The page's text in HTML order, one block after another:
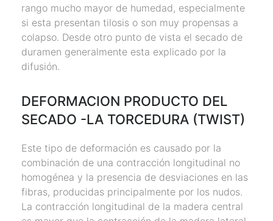
rango mucho mayor de humedad, especialmente
si esta presentan tilosis o son muy propensas a
colapso. Desde otro punto de vista el secado de
duramen generalmente esta explicado por la
difusión.
DEFORMACION PRODUCTO DEL
SECADO -LA TORCEDURA (TWIST)
Este tipo de deformación es causado por la
combinación de una contracción longitudinal no
homogénea y la presencia de desviaciones en las
fibras, producidas principalmente por los nudos.
La contracción longitudinal de la madera central